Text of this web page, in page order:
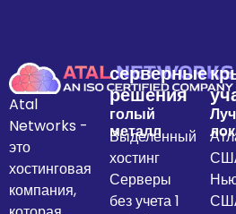
Atal
Networks -
это
хостинговая
компания,
серверные
решения
голый
металл
Выделенный
хостинг
Серверы
без учета 1